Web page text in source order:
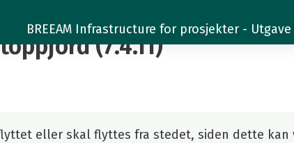
BREEAM Infrastructure for prosjekter - Utgave
(7.4.11)
eller skal flyttes fra stedet, siden dette